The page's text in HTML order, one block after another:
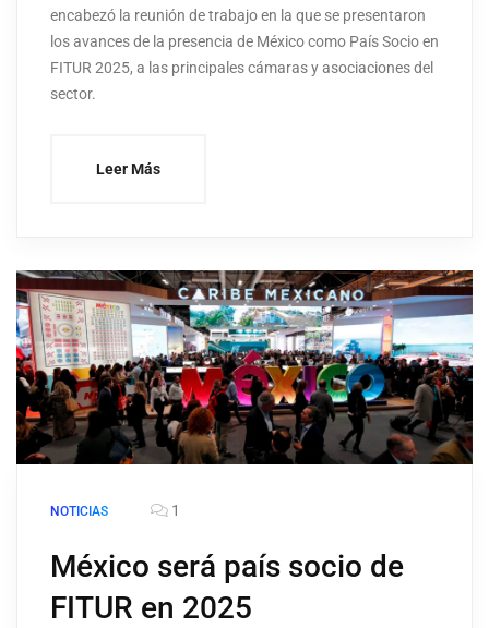
encabezó la reunión de trabajo en la que se presentaron
los avances de la presencia de México como País Socio en
FITUR 2025, a las principales cámaras y asociaciones del
sector.
Leer Más
NOTICIAS 1
México será país socio de
FITUR en 2025